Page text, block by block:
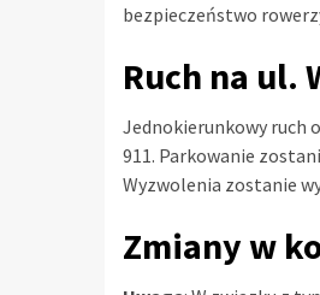
bezpieczeństwo
Ruch na ul.
Jednokierunkowy ruch
911. Parkowanie
Wyzwolenia zostanie
Zmiany w